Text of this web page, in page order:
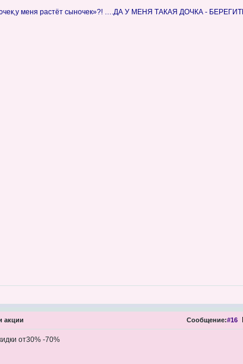
меня растёт сыночек»?! ….ДА У МЕНЯ ТАКАЯ ДОЧКА -
акции Сообщение:#16
от30% -70%